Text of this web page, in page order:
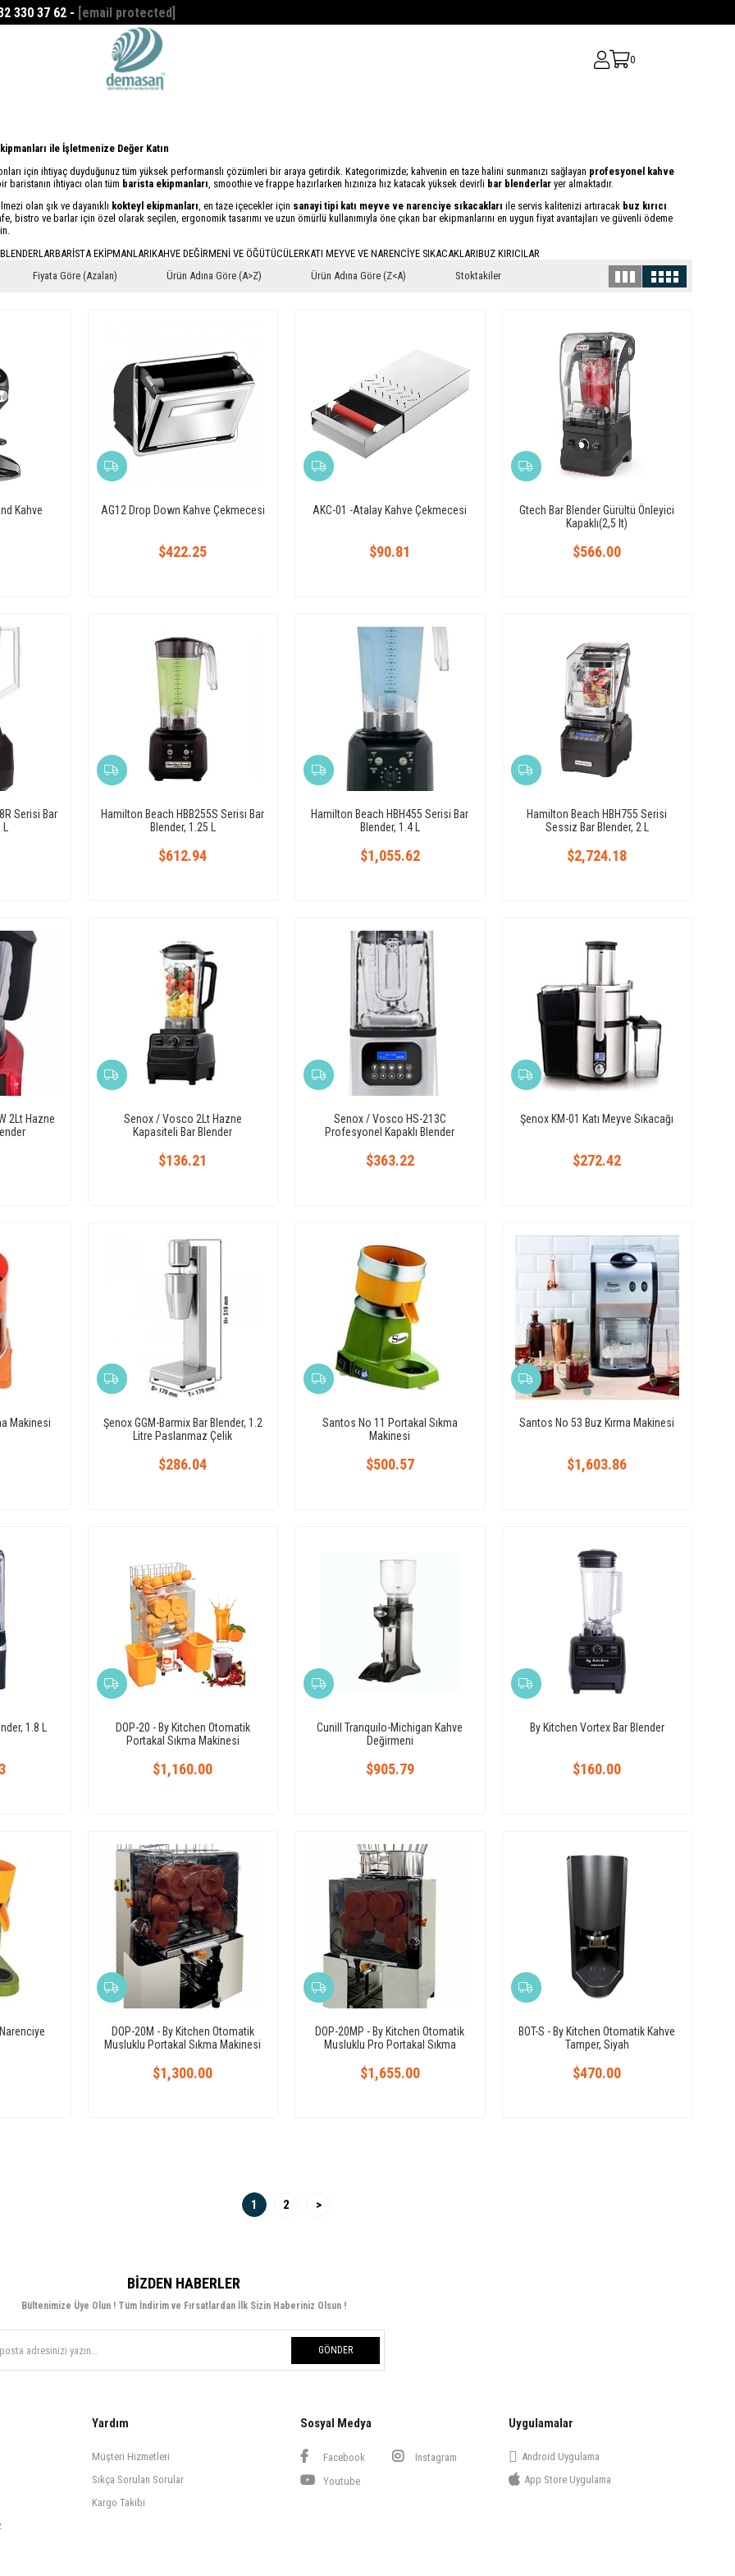
330 37 62 - [email protected]
0
ile İşletmenize Değer Katın
için ihtiyaç duyduğunuz tüm yüksek performanslı çözümleri bir araya getirdik. Kategorimizde; kahvenin en taze halini sunmanızı sağlayan profesyonel kahve
baristanın ihtiyacı olan tüm barista ekipmanları , smoothie ve frappe hazırlarken hızınıza hız katacak yüksek devirli bar blenderlar yer almaktadır.
olan şık ve dayanıklı kokteyl ekipmanları, en taze içecekler için sanayi tipi katı meyve ve narenciye sıkacakları ile servis kalitenizi artıracak buz kırıcı
bistro ve barlar için özel olarak seçilen, ergonomik tasarımı ve uzun ömürlü kullanımıyla öne çıkan bar ekipmanlarını en uygun fiyat avantajları ve güvenli ödeme
BARİSTA EKİPMANLARIKAHVE DEĞİRMENİ VE ÖĞÜTÜCÜLERKATI MEYVE VE NARENCİYE SIKACAKLARIBUZ KIRICILAR
Fiyata Göre (Azalan) Ürün Adına Göre (A>Z) Ürün Adına Göre (Z<A) Stoktakiler
Kahve
AG12 Drop Down Kahve Çekmecesi
$422.25
AKC-01 -Atalay Kahve Çekmecesi
$90.81
Gtech Bar Blender Gürültü Önleyici
Kapaklı(2,5 lt)
$566.00
Serisi Bar
Hamilton Beach HBB255S Serisi Bar
Blender, 1.25 L
$612.94
Hamilton Beach HBH455 Serisi Bar
Blender, 1.4 L
$1,055.62
Hamilton Beach HBH755 Serisi
Sessiz Bar Blender, 2 L
$2,724.18
2Lt Hazne
Senox / Vosco 2Lt Hazne
Kapasiteli Bar Blender
$136.21
Senox / Vosco HS-213C
Profesyonel Kapaklı Blender
$363.22
Şenox KM-01 Katı Meyve Sıkacağı
$272.42
Makinesi
Şenox GGM-Barmix Bar Blender, 1.2
Litre Paslanmaz Çelik
$286.04
Santos No 11 Portakal Sıkma
Makinesi
$500.57
Santos No 53 Buz Kırma Makinesi
$1,603.86
1.8 L
DOP-20 - By Kitchen Otomatik
Portakal Sıkma Makinesi
$1,160.00
Cunill Tranquılo-Michigan Kahve
Değirmeni
$905.79
By Kitchen Vortex Bar Blender
$160.00
DOP-20M - By Kitchen Otomatik
Musluklu Portakal Sıkma Makinesi
$1,300.00
DOP-20MP - By Kitchen Otomatik
Musluklu Pro Portakal Sıkma
$1,655.00
BOT-S - By Kitchen Otomatik Kahve
Tamper, Siyah
$470.00
1 2 >
BIZDEN HABERLER
Bültenimize Üye Olun ! Tüm İndirim ve Fırsatlardan İlk Sizin Haberiniz Olsun !
GÖNDER
Yardım
Müşteri Hizmetleri
Sıkça Sorulan Sorular
Kargo Takibi
Sosyal Medya
Facebook
Instagram
Youtube
Uygulamalar
Android Uygulama
App Store Uygulama